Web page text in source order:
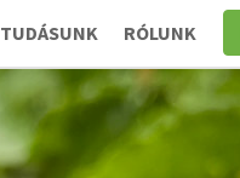
TUDÁSUNK RÓLUNK